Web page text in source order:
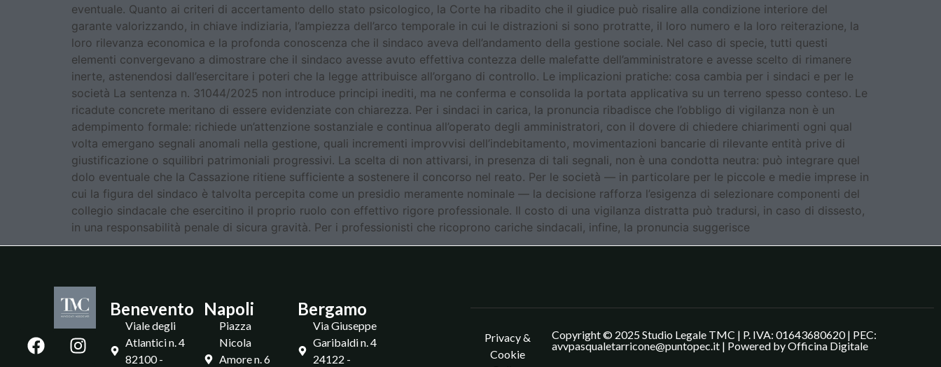
eventuale. Quanto ai criteri di accertamento dello stato psicologico, la Corte ha ribadito che il giudice può risalire alla condizione interiore del
garante valorizzando, in chiave indiziaria, l’ampiezza dell’arco temporale in cui le distrazioni si sono protratte, il loro numero e la loro reiterazione, la
loro rilevanza economica e la profonda conoscenza che il sindaco aveva dell’andamento della gestione sociale. Nel caso di specie, tutti questi
elementi convergevano a dimostrare che il sindaco avesse avuto effettiva contezza delle malefatte dell’amministratore e avesse scelto di rimanere
inerte, astenendosi dall’esercitare i poteri che la legge attribuisce all’organo di controllo. Le implicazioni pratiche: cosa cambia per i sindaci e per le
società La sentenza n. 31044/2025 non introduce principi inediti, ma ne conferma e consolida la portata applicativa su un terreno spesso conteso. Le
ricadute concrete meritano di essere evidenziate con chiarezza. Per i sindaci in carica, la pronuncia ribadisce che l’obbligo di vigilanza non è un
adempimento formale: richiede un’attenzione sostanziale e continua all’operato degli amministratori, con il dovere di chiedere chiarimenti ogni qual
volta emergano segnali anomali nella gestione, quali incrementi improvvisi dell’indebitamento, movimentazioni bancarie di rilevante entità prive di
giustificazione o squilibri patrimoniali progressivi. La scelta di non attivarsi, in presenza di tali segnali, non è una condotta neutra: può integrare quel
dolo eventuale che la Cassazione ritiene sufficiente a sostenere il concorso nel reato. Per le società — in particolare per le piccole e medie imprese in
cui la figura del sindaco è talvolta percepita come un presidio meramente nominale — la decisione rafforza l’esigenza di selezionare componenti del
collegio sindacale che esercitino il proprio ruolo con effettivo rigore professionale. Il costo di una vigilanza distratta può tradursi, in caso di dissesto,
in una responsabilità penale di sicura gravità. Per i professionisti che ricoprono cariche sindacali, infine, la pronuncia suggerisce
Benevento
Viale degli
Atlantici n. 4
82100 -
Napoli
Piazza
Nicola
Amore n. 6
Bergamo
Via Giuseppe
Garibaldi n. 4
24122 -
Privacy &
Cookie
Copyright © 2025 Studio Legale TMC | P. IVA: 01643680620 | PEC:
avvpasqualetarricone@puntopec.it | Powered byOfficina Digitale